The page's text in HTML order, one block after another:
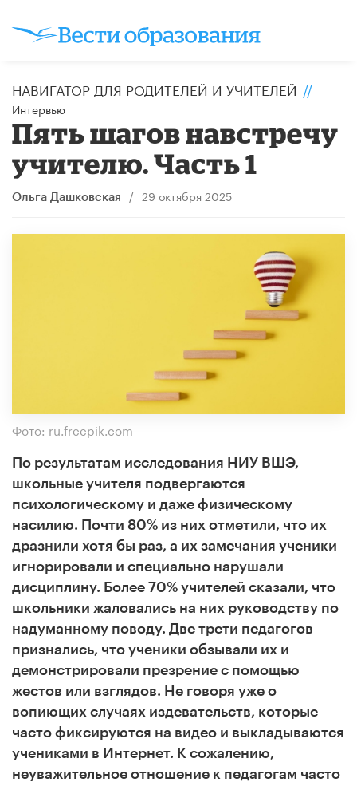
НАВИГАТОР ДЛЯ РОДИТЕЛЕЙ И УЧИТЕЛЕЙ //
Интервью
Пять шагов навстречу
учителю. Часть 1
Ольга Дашковская / 29 октября 2025
Фото: ru.freepik.com
По результатам исследования НИУ ВШЭ,
школьные учителя подвергаются
психологическому и даже физическому
насилию. Почти 80% из них отметили, что их
дразнили хотя бы раз, а их замечания ученики
игнорировали и специально нарушали
дисциплину. Более 70% учителей сказали, что
школьники жаловались на них руководству по
надуманному поводу. Две трети педагогов
признались, что ученики обзывали их и
демонстрировали презрение с помощью
жестов или взглядов. Не говоря уже о
вопиющих случаях издевательств, которые
часто фиксируются на видео и выкладываются
учениками в Интернет. К сожалению,
неуважительное отношение к педагогам часто